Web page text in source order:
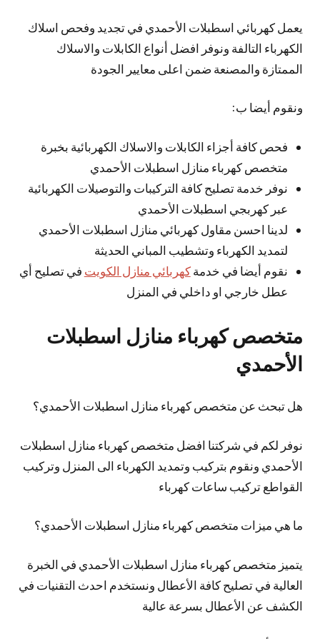
يعمل كهربائي اسطبلات الأحمدي في تجديد وفحص اسلاك
الكهرباء التالفة ونوفر افضل أنواع الكابلات والاسلاك
الممتازة والمصنعة ضمن اعلى معايير الجودة
ونقوم أيضا ب:
فحص كافة أجزاء الكابلات والاسلاك الكهربائية بخبرة
متخصص كهرباء منازل اسطبلات الأحمدي
نوفر خدمة تصليح كافة التركيبات والتوصيلات الكهربائية
عبر كهربجي اسطبلات الأحمدي
لدينا احسن مقاول كهربائي منازل اسطبلات الأحمدي
لتمديد الكهرباء وتشطيب المباني الحديثة
نقوم أيضا في خدمةكهربائي منازل الكويت في تصليح أي
عطل خارجي او داخلي في المنزل
متخصص كهرباء منازل اسطبلات
الأحمدي
هل تبحث عن متخصص كهرباء منازل اسطبلات الأحمدي؟
نوفر لكم في شركتنا افضل متخصص كهرباء منازل اسطبلات
الأحمدي ونقوم بتركيب وتمديد الكهرباء الى المنزل وتركيب
القواطع تركيب ساعات كهرباء
ما هي ميزات متخصص كهرباء منازل اسطبلات الأحمدي؟
يتميز متخصص كهرباء منازل اسطبلات الأحمدي في الخبرة
العالية في تصليح كافة الأعطال ونستخدم احدث التقنيات في
الكشف عن الأعطال بسرعة عالية